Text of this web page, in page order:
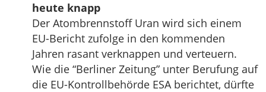
heute knapp
Der Atombrennstoff Uran wird sich einem
EU-Bericht zufolge in den kommenden
Jahren rasant verknappen und verteuern.
Wie die “Berliner Zeitung” unter Berufung auf
die EU-Kontrollbehörde ESA berichtet, dürfte